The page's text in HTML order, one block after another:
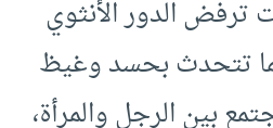
ترفض الدور الأنثوي
تتحدث بحسد وغيظ
بين الرجل والمرأة،